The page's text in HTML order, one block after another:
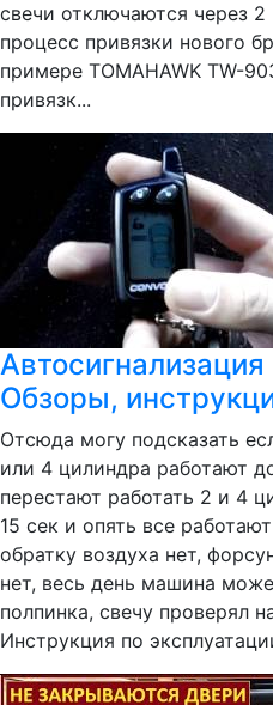
свечи отключаются через
процесс привязки нового
примере TOMAHAWK TW-
привязк...
Обзоры,
Отсюда могу подсказать
или 4 цилиндра работают
перестают работать 2 и 4
15 сек и опять все
обратку воздуха нет,
нет, весь день машина
полпинка, свечу проверял
Инструкция по